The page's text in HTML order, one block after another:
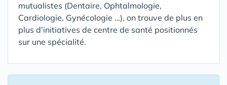
mutualistes (Dentaire, Ophtalmologie,
Cardiologie, Gynécologie …), on trouve de plus en
plus d’initiatives de centre de santé positionnés
sur une spécialité.